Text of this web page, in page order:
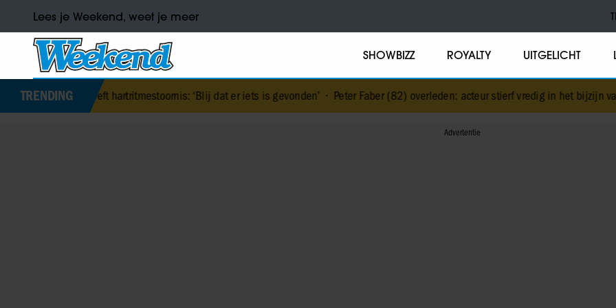
Lees je Weekend, weet je meer
SHOWBIZZ ROYALTY UITGELICHT
TRENDING
hartritmestoornis: ‘Blij dat er iets is gevonden’•Peter Faber (82) overleden: acteur stierf vredig in het bijzijn van zijn meest